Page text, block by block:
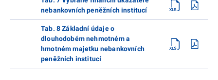
nebankovních peněžních institucí
Tab. 8 Základní údaje o
dlouhodobém nehmotném a
hmotném majetku nebankovních
peněžních institucí